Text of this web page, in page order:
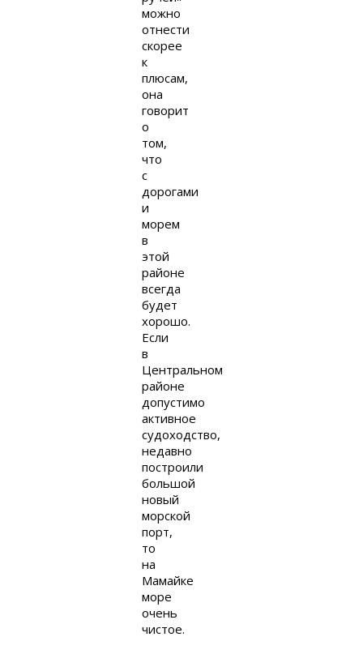
можно
отнести
скорее
к
плюсам,
она
говорит
о
том,
что
с
дорогами
и
морем
в
этой
районе
всегда
будет
хорошо.
Если
в
Центральном
районе
допустимо
активное
судоходство,
недавно
построили
большой
новый
морской
порт,
то
на
Мамайке
море
очень
чистое.